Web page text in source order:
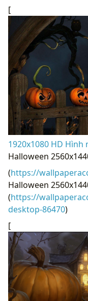
[
1920x1080 HD Hình
Halloween
(https://
Halloween
(https://
desktop-86470)
[